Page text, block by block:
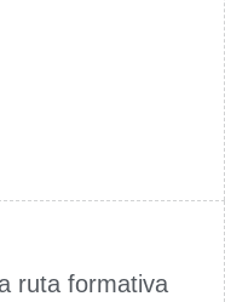
ruta formativa